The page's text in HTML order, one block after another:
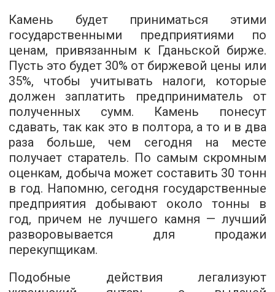
Камень будет приниматься этими
государственными предприятиями по
ценам, привязанным к Гданьской бирже.
Пусть это будет 30% от биржевой цены или
35%, чтобы учитывать налоги, которые
должен заплатить предприниматель от
полученных сумм. Камень понесут
сдавать, так как это в полтора, а то и в два
раза больше, чем сегодня на месте
получает старатель. По самым скромным
оценкам, добыча может составить 30 тонн
в год. Напомню, сегодня государственные
предприятия добывают около тонны в
год, причем не лучшего камня — лучший
разворовывается для продажи
перекупщикам.
Подобные действия легализуют